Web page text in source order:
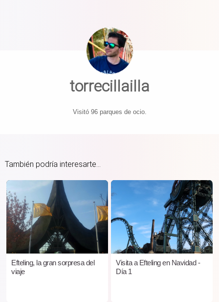
torrecillailla
Visitó 96 parques de ocio.
También podría interesarte...
Efteling, la gran sorpresa del
viaje
Visita a Efteling en Navidad -
Día 1